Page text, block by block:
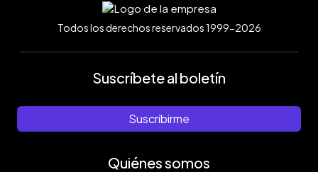
Todos los derechos reservados 1999-2026
Suscríbete al boletín
Suscribirme
Quiénes somos